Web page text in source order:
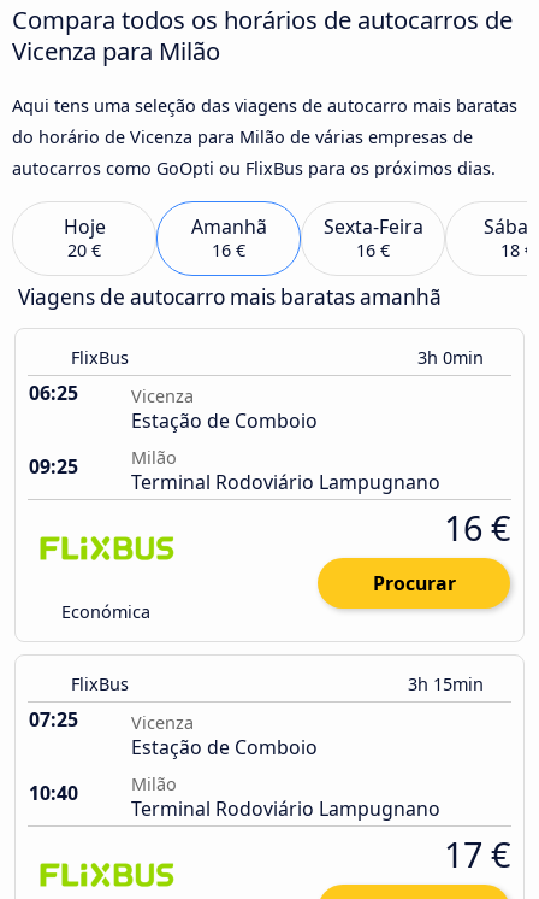
Compara todos os horários de autocarros de
Vicenza para Milão
Aqui tens uma seleção das viagens de autocarro mais baratas
do horário de Vicenza para Milão de várias empresas de
autocarros como GoOpti ou FlixBus para os próximos dias.
Hoje
20 €
Amanhã
16 €
Sexta-Feira
16 € 18 €
Viagens de autocarro mais baratas amanhã
FlixBus 3h 0min
06:25 Vicenza
Estação de Comboio
09:25
Milão
Terminal Rodoviário Lampugnano
Económica
16 €
Procurar
FlixBus 3h 15min
07:25 Vicenza
Estação de Comboio
10:40
Milão
Terminal Rodoviário Lampugnano
17 €